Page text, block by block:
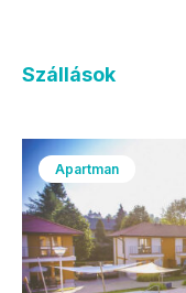
Szállások
Apartman